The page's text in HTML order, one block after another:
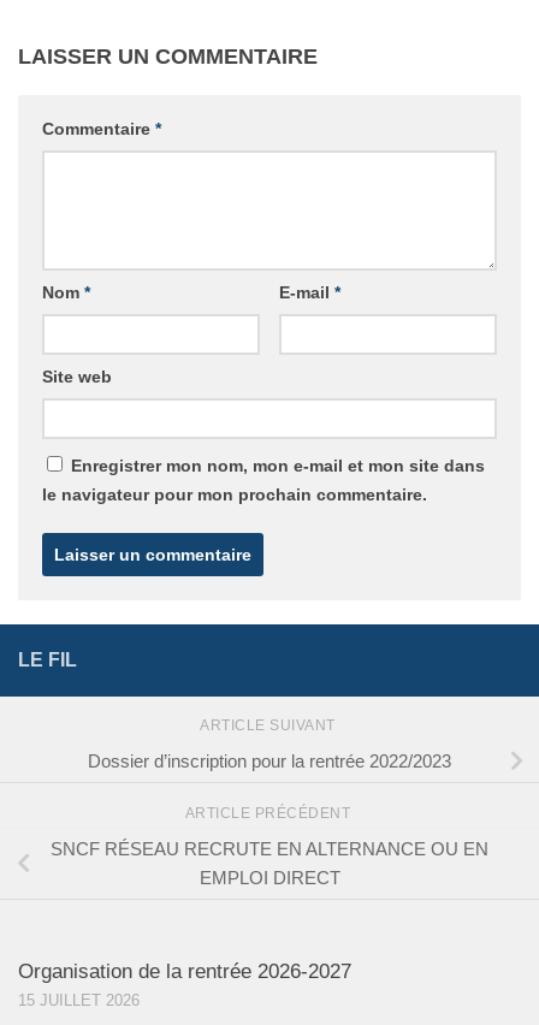
LAISSER UN COMMENTAIRE
Commentaire *
Nom * E-mail *
Site web
Enregistrer mon nom, mon e-mail et mon site dans
le navigateur pour mon prochain commentaire.
LE FIL
ARTICLE SUIVANT
Dossier d’inscription pour la rentrée 2022/2023
ARTICLE PRÉCÉDENT
SNCF RÉSEAU RECRUTE EN ALTERNANCE OU EN
EMPLOI DIRECT
Organisation de la rentrée 2026-2027
15 JUILLET 2026